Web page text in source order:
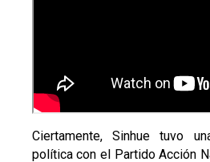
Ciertamente, Sinhue tuvo
política con el Partido Acción